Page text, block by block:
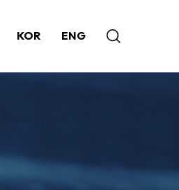
KOR ENG